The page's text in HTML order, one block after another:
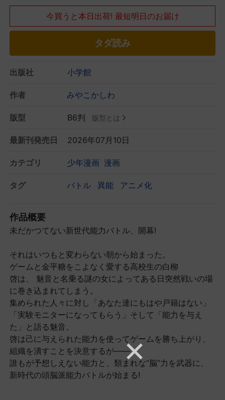
今買うと本日出荷! 最短明日のお届け
タダ読み
出版社 小学館
作者 みやこかしわ
版型 B6判 版型とは
最新刊発売日 2026年07月10日
カテゴリ 少年漫画 漫画
タグ バトル 異能 アニメ化
作品概要
未だかつてない新世代能力バトル、開幕!
それはいつもと変わらない朝から始まった。
ゲームと金平糖をこよなく愛する高校生の白柳
啓は、 魅音と名乗る謎の女によってある日突然戦いの場
に巻き込まれてしまう。
集められた人々に対し「あなた達にもはや戸籍はない」
「実験モニターになってもらう」そして「能力を与え
た」と語る魅音。
啓は己に与えられた能力を使ってゲームを勝ち上がり、
組織を潰すことを決意するが――。
誰もが予想しえない能力と、類まれな”脳”力を武器に、
新時代の頭脳派能力バトルが始まる!